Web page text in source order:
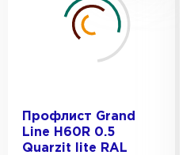
Профлист Grand
Line H60R 0.5
Quarzit lite RAL